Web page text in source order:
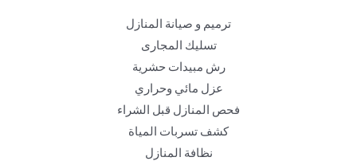
ترميم و صيانة المنازل
تسليك المجارى
رش مبيدات حشرية
عزل مائي وحراري
فحص المنازل قبل الشراء
كشف تسربات المياة
نظافة المنازل